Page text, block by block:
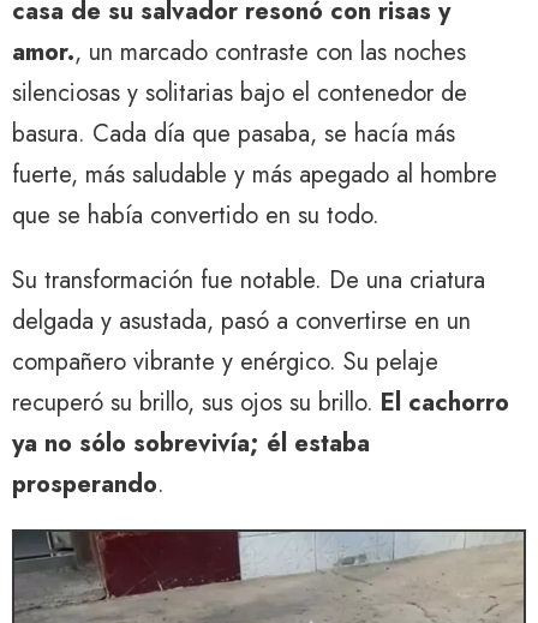
casa de su salvador resonó con risas y
amor., un marcado contraste con las noches
silenciosas y solitarias bajo el contenedor de
basura. Cada día que pasaba, se hacía más
fuerte, más saludable y más apegado al hombre
que se había convertido en su todo.
Su transformación fue notable. De una criatura
delgada y asustada, pasó a convertirse en un
compañero vibrante y enérgico. Su pelaje
recuperó su brillo, sus ojos su brillo. El cachorro
ya no sólo sobrevivía; él estaba
prosperando.